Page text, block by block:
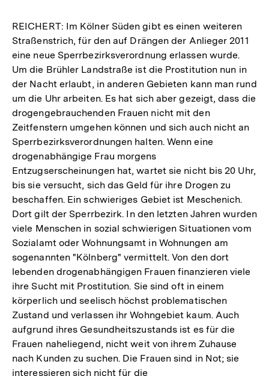
REICHERT: Im Kölner Süden gibt es einen weiteren
Straßenstrich, für den auf Drängen der Anlieger 2011
eine neue Sperrbezirksverordnung erlassen wurde.
Um die Brühler Landstraße ist die Prostitution nun in
der Nacht erlaubt, in anderen Gebieten kann man rund
um die Uhr arbeiten. Es hat sich aber gezeigt, dass die
drogengebrauchenden Frauen nicht mit den
Zeitfenstern umgehen können und sich auch nicht an
Sperrbezirksverordnungen halten. Wenn eine
drogenabhängige Frau morgens
Entzugserscheinungen hat, wartet sie nicht bis 20 Uhr,
bis sie versucht, sich das Geld für ihre Drogen zu
beschaffen. Ein schwieriges Gebiet ist Meschenich.
Dort gilt der Sperrbezirk. In den letzten Jahren wurden
viele Menschen in sozial schwierigen Situationen vom
Sozialamt oder Wohnungsamt in Wohnungen am
sogenannten "Kölnberg" vermittelt. Von den dort
lebenden drogenabhängigen Frauen finanzieren viele
ihre Sucht mit Prostitution. Sie sind oft in einem
körperlich und seelisch höchst problematischen
Zustand und verlassen ihr Wohngebiet kaum. Auch
aufgrund ihres Gesundheitszustands ist es für die
Frauen naheliegend, nicht weit von ihrem Zuhause
nach Kunden zu suchen. Die Frauen sind in Not; sie
interessieren sich nicht für die